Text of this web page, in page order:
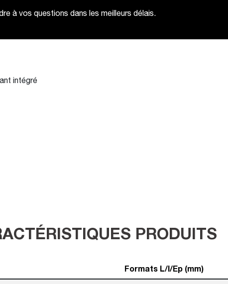
à vos questions dans les meilleurs délais.
intégré
PRODUITS
Formats L/l/Ep (mm)